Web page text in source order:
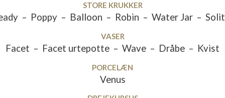
STORE KRUKKER
– Poppy – Balloon – Robin – Water Jar –
VASER
Facet – Facet urtepotte – Wave – Dråbe – Kvist
PORCELÆN
Venus